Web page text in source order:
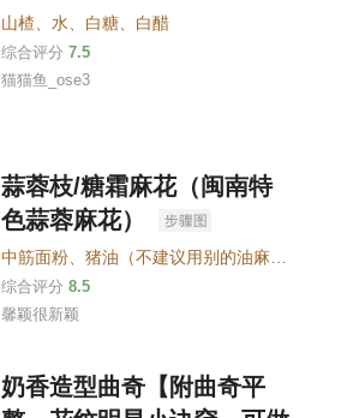
山楂 水 白糖 白醋
综合评分 7.5
猫猫鱼_ose3
蒜蓉枝/糖霜麻花（闽南特
色蒜蓉麻花）
中筋面粉 猪油（不建议用别的油麻花会偏硬）
综合评分 8.5
馨颖很新颖
奶香造型曲奇【附曲奇平